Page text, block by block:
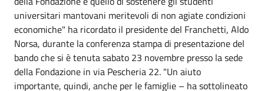
universitari mantovani meritevoli di non agiate condizioni
economiche" ha ricordato il presidente del Franchetti, Aldo
Norsa, durante la conferenza stampa di presentazione del
bando che si è tenuta sabato 23 novembre presso la sede
della Fondazione in via Pescheria 22. "Un aiuto
importante, quindi, anche per le famiglie – ha sottolineato